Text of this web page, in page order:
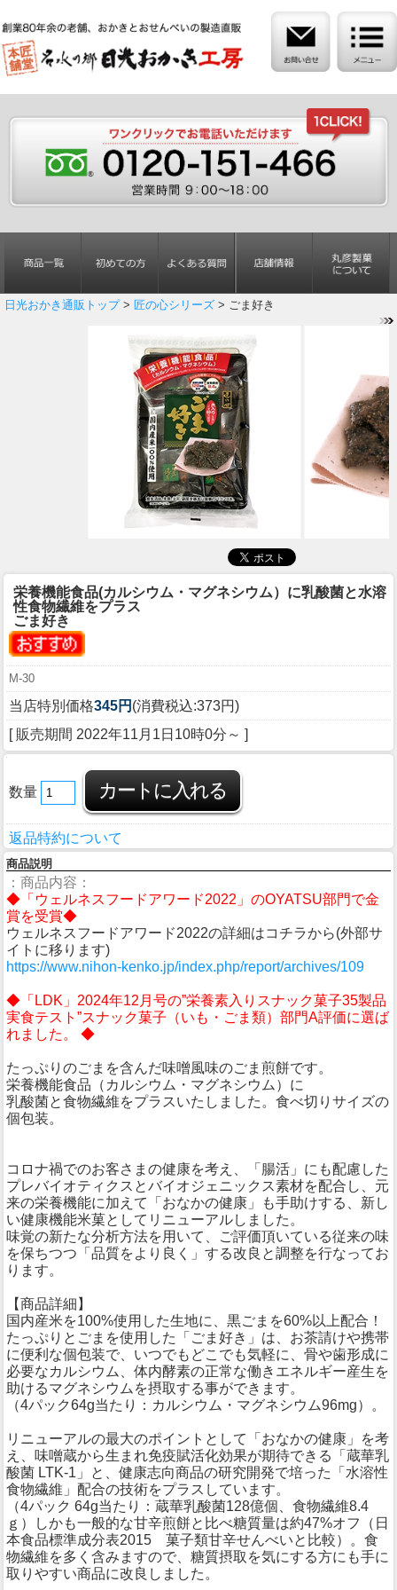
日光おかき通販トップ> 匠の心シリーズ > ごま好き
栄養機能食品(カルシウム・マグネシウム）に乳酸菌と水溶
性食物繊維をプラス
ごま好き
M-30
当店特別価格345円 (消費税込:373円)
[ 販売期間 2022年11月1日10時0分 ～ ]
数量
返品特約について
商品説明
：商品内容：
◆「ウェルネスフードアワード2022」のOYATSU部門で金
賞を受賞◆
ウェルネスフードアワード2022の詳細はコチラから(外部サ
イトに移ります)
https://www.nihon-kenko.jp/index.php/report/archives/109
◆「LDK」2024年12月号の”栄養素入りスナック菓子35製品
実食テスト”スナック菓子（いも・ごま類）部門A評価に選ば
れました。 ◆
たっぷりのごまを含んだ味噌風味のごま煎餅です。
栄養機能食品（カルシウム・マグネシウム）に
乳酸菌と食物繊維をプラスいたしました。食べ切りサイズの
個包装。
コロナ禍でのお客さまの健康を考え、「腸活」にも配慮した
プレバイオティクスとバイオジェニックス素材を配合し、元
来の栄養機能に加えて「おなかの健康」も手助けする、新し
い健康機能米菓としてリニューアルしました。
味覚の新たな分析方法を用いて、ご評価頂いている従来の味
を保ちつつ「品質をより良く」する改良と調整を行なってお
ります。
【商品詳細】
国内産米を100%使用した生地に、黒ごまを60%以上配合！
たっぷりとごまを使用した「ごま好き」は、お茶請けや携帯
に便利な個包装で、いつでもどこでも気軽に、骨や歯形成に
必要なカルシウム、体内酵素の正常な働きエネルギー産生を
助けるマグネシウムを摂取する事ができます。
（4パック64g当たり：カルシウム・マグネシウム96mg）。
リニューアルの最大のポイントとして「おなかの健康」を考
え、味噌蔵から生まれ免疫賦活化効果が期待できる「蔵華乳
酸菌 LTK-1」と、健康志向商品の研究開発で培った「水溶性
食物繊維」配合の技術をプラスしています。
（4パック 64g当たり：蔵華乳酸菌128億個、食物繊維8.4
ｇ）しかも一般的な甘辛煎餅と比べ糖質量は約47%オフ（日
本食品標準成分表2015 菓子類甘辛せんべいと比較）。食
物繊維を多く含みますので、糖質摂取を気にする方にも手に
取りやすい商品に改良しました。